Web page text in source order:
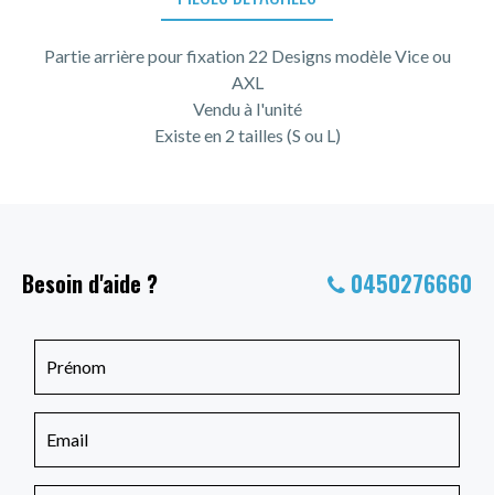
Partie arrière pour fixation 22 Designs modèle Vice ou
AXL
Vendu à l'unité
Existe en 2 tailles (S ou L)
Besoin d'aide ? 0450276660